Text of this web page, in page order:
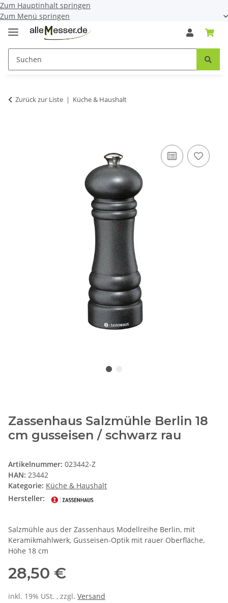
Zum Hauptinhalt springen
Zum Menü springen
Zurück zur Liste Küche & Haushalt
Zassenhaus Salzmühle Berlin 18
cm gusseisen / schwarz rau
Artikelnummer: 023442-Z
HAN: 23442
Kategorie: Küche & Haushalt
Hersteller:
Salzmühle aus der Zassenhaus Modellreihe Berlin, mit
Keramikmahlwerk, Gusseisen-Optik mit rauer Oberfläche,
Höhe 18 cm
28,50 €
inkl. 19% USt. , zzgl. Versand